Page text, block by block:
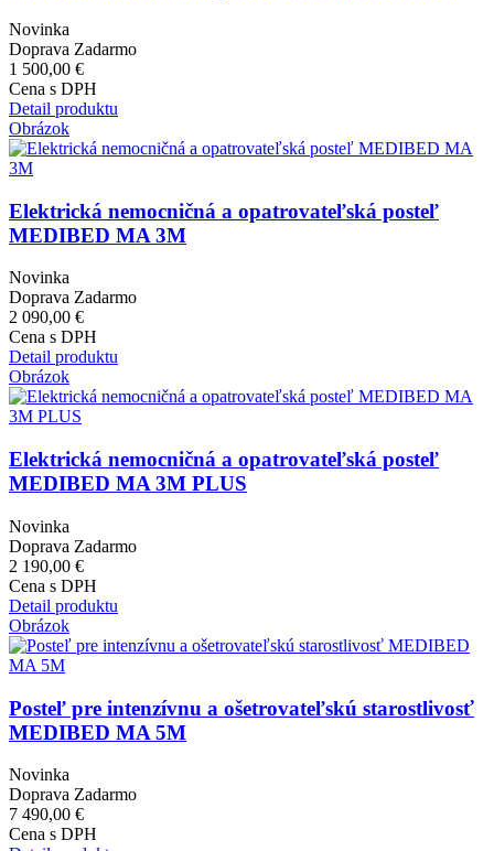
Novinka
Doprava Zadarmo
1 500,00 €
Cena s DPH
Detail produktu
Obrázok
Elektrická nemocničná a opatrovateľská posteľ
MEDIBED MA 3M
Novinka
Doprava Zadarmo
2 090,00 €
Cena s DPH
Detail produktu
Obrázok
Elektrická nemocničná a opatrovateľská posteľ
MEDIBED MA 3M PLUS
Novinka
Doprava Zadarmo
2 190,00 €
Cena s DPH
Detail produktu
Obrázok
Posteľ pre intenzívnu a ošetrovateľskú starostlivosť
MEDIBED MA 5M
Novinka
Doprava Zadarmo
7 490,00 €
Cena s DPH